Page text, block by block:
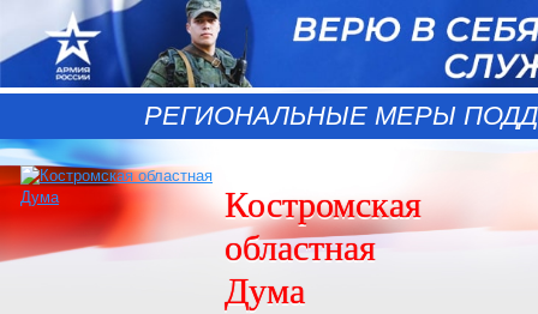
РЕГИОНАЛЬНЫЕ МЕРЫ
Костромская
областная
Дума